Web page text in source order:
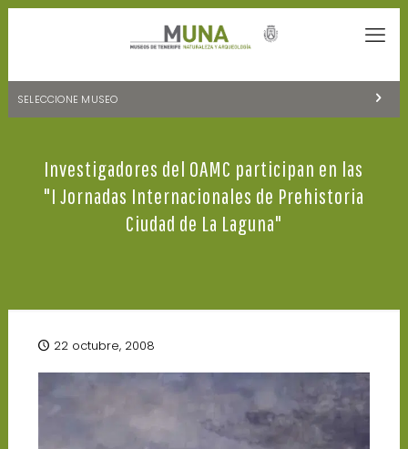
SELECCIONE MUSEO
NATURALEZA Y ARQUEOLOGÍA
Investigadores del OAMC participan en las
"I Jornadas Internacionales de Prehistoria
Ciudad de La Laguna"
22 octubre, 2008